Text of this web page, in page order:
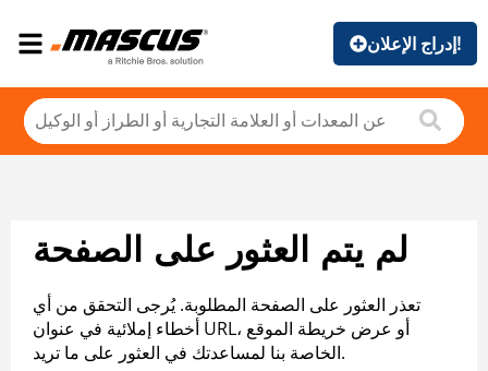
إدراج الإعلان!
لم يتم العثور على الصفحة
تعذر العثور على الصفحة المطلوبة. يُرجى التحقق من أي
أخطاء إملائية في عنوان URL، أو عرض خريطة الموقع
الخاصة بنا لمساعدتك في العثور على ما تريد.